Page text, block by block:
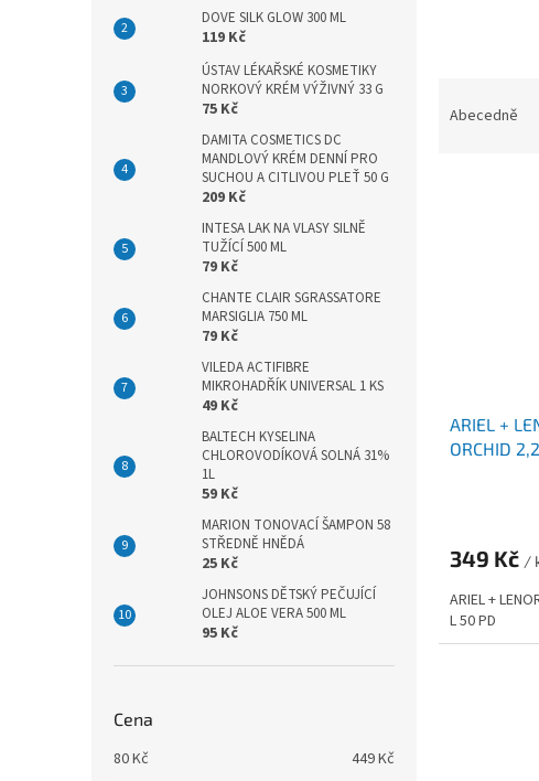
DOVE SILK GLOW 300 ML
119 Kč
ÚSTAV LÉKAŘSKÉ KOSMETIKY
NORKOVÝ KRÉM VÝŽIVNÝ 33 G
75 Kč
DAMITA COSMETICS DC
MANDLOVÝ KRÉM DENNÍ PRO
SUCHOU A CITLIVOU PLEŤ 50 G
209 Kč
INTESA LAK NA VLASY SILNĚ
TUŽÍCÍ 500 ML
79 Kč
CHANTE CLAIR SGRASSATORE
MARSIGLIA 750 ML
79 Kč
VILEDA ACTIFIBRE
MIKROHADŘÍK UNIVERSAL 1 KS
49 Kč
BALTECH KYSELINA
CHLOROVODÍKOVÁ SOLNÁ 31%
1L
59 Kč
MARION TONOVACÍ ŠAMPON 58
STŘEDNĚ HNĚDÁ
25 Kč
JOHNSONS DĚTSKÝ PEČUJÍCÍ
OLEJ ALOE VERA 500 ML
95 Kč
Cena
80Kč 449Kč
Abecedně
ARIEL +
ORCHID
349 Kč /
ARIEL +
L 50 PD